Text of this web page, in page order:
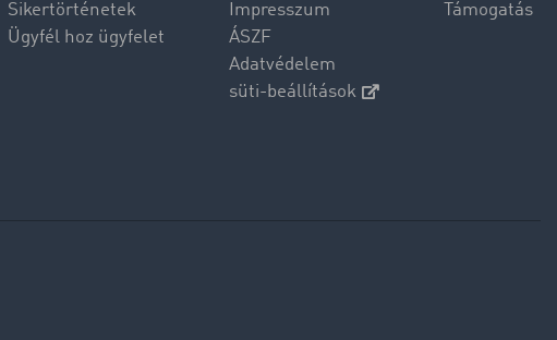
Sikertörténetek
Ügyfél hoz ügyfelet
Impresszum
ÁSZF
Adatvédelem
süti-beállítások
Támogatás